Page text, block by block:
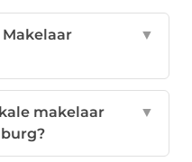
▼
makelaar
▼